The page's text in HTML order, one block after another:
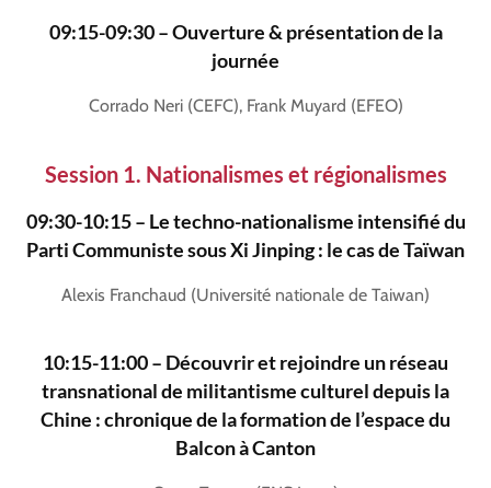
09:15-09:30 – Ouverture & présentation de la
journée
Corrado Neri (CEFC), Frank Muyard (EFEO)
Session 1. Nationalismes et régionalismes
09:30-10:15 ­– Le techno-nationalisme intensifié du
Parti Communiste sous Xi Jinping : le cas de Taïwan
Alexis Franchaud (Université nationale de Taiwan)
10:15-11:00 – Découvrir et rejoindre un réseau
transnational de militantisme culturel depuis la
Chine : chronique de la formation de l’espace du
Balcon à Canton